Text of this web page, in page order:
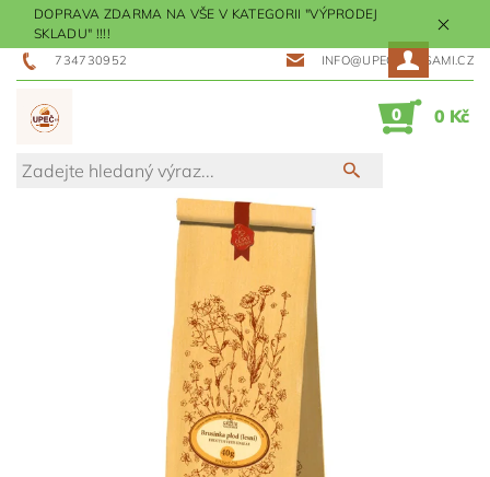
DOPRAVA ZDARMA NA VŠE V KATEGORII "VÝPRODEJ
SKLADU" !!!!
734730952 INFO@UPECMESISAMI.CZ
0 0 Kč